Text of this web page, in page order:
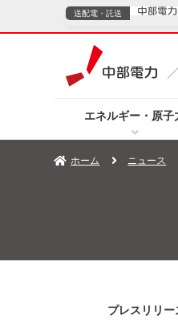
エネルギー・原子
送配電・託送
TOPページへ
TOPページへ
ホーム ニュース
プレスリリー